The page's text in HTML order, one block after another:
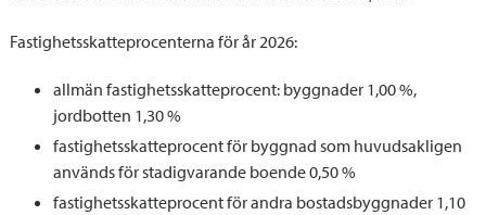
Fastighetsskatteprocenterna för år 2026:
allmän fastighetsskatteprocent: byggnader 1,00 %,
jordbotten 1,30 %
fastighetsskatteprocent för byggnad som huvudsakligen
används för stadigvarande boende 0,50 %
fastighetsskatteprocent för andra bostadsbyggnader 1,10